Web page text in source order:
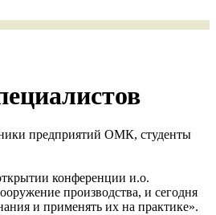
предприятий ОМК, студенты
конференции и.о.
производства, и сегодня
и применять их на практике».